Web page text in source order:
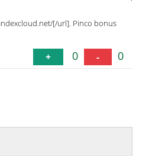
[/url]. Pinco bonus
+ 0 - 0